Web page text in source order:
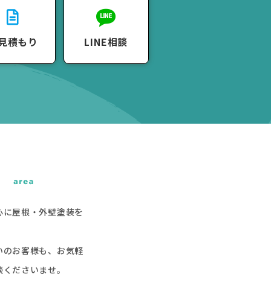
積もり LINE相談
屋根・外壁塗装を
お客様も、お気軽
ださいませ。